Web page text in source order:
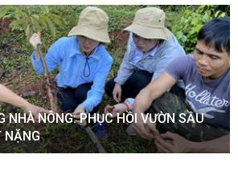
NHÀ NÔNG: PHỤC HỒI VƯỜN SẦU
NẶNG